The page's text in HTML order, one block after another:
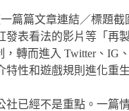
篇篇文章連結／標題截
發表看法的影片等「再
，轉而進入 Twitter、IG
特性和遊戲規則進化重
社已經不是重點。一篇